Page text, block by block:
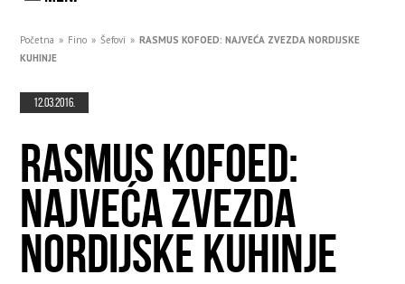
Početna » Fino » Šefovi » RASMUS KOFOED: NAJVEĆA ZVEZDA NORDIJSKE
KUHINJE
12.03.2016.
RASMUS KOFOED:
NAJVEĆA ZVEZDA
NORDIJSKE KUHINJE